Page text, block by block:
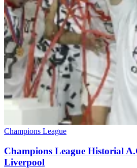
Champions League
Champions League Historial
Liverpool